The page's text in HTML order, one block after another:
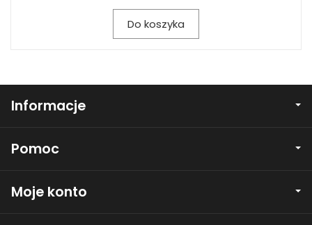
Do koszyka
Informacje
Pomoc
Moje konto